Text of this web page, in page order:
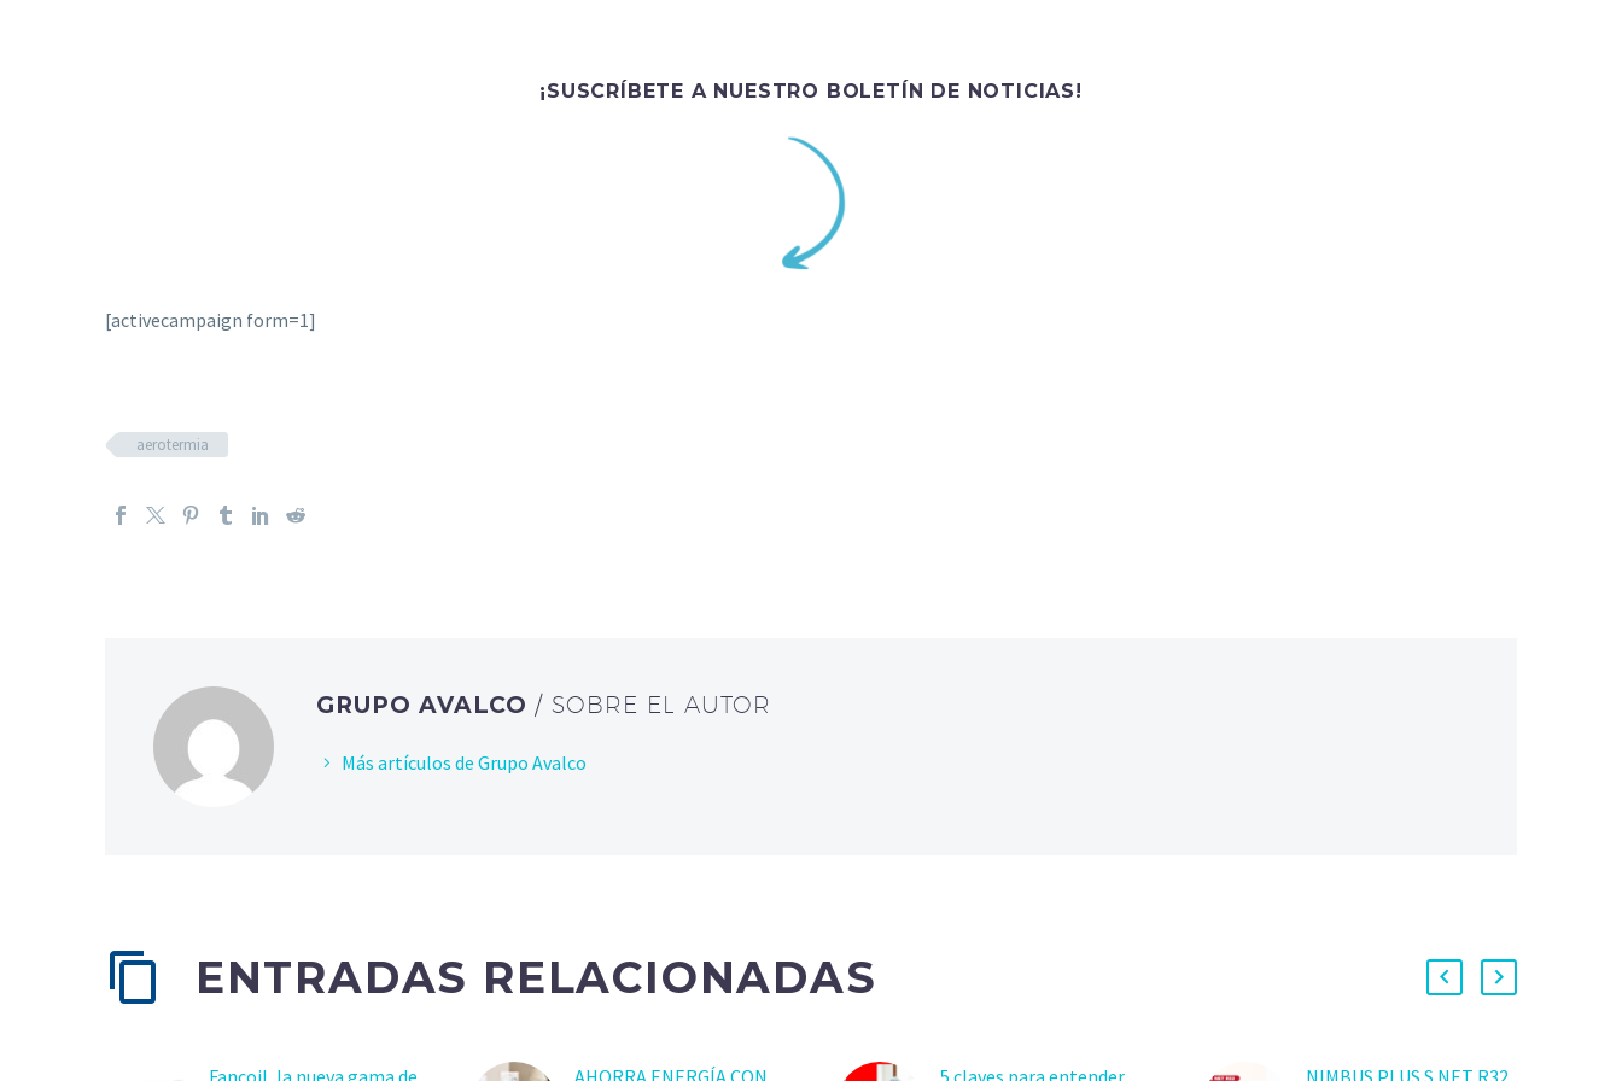
¡SUSCRÍBETE A NUESTRO BOLETÍN DE NOTICIAS!
[activecampaign form=1]
aerotermia
GRUPO AVALCO/ SOBRE EL AUTOR
Más artículos de Grupo Avalco
ENTRADAS RELACIONADAS